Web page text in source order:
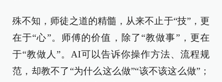
殊不知，师徒之道的精髓，从来不止于“技”，更
在于“心”。师傅的价值，除了“教做事”，更在
于“教做人”。AI可以告诉你操作方法、流程规
范，却教不了“为什么这么做”“该不该这么做”；